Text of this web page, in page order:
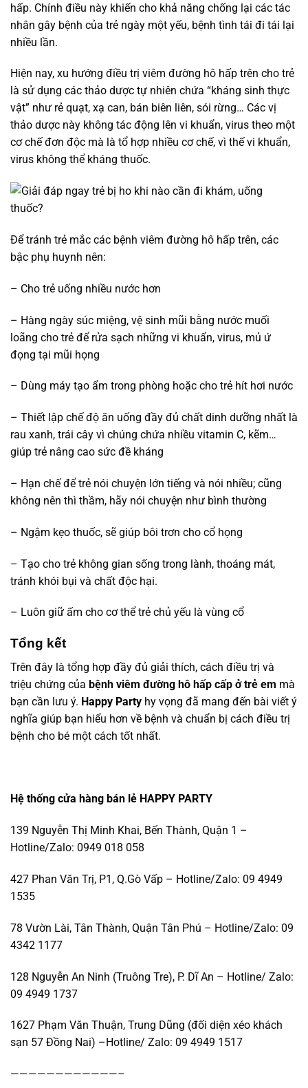
hấp. Chính điều này khiến cho khả năng chống lại các tác
nhân gây bệnh của trẻ ngày một yếu, bệnh tình tái đi tái lại
nhiều lần.
Hiện nay, xu hướng điều trị viêm đường hô hấp trên cho trẻ
là sử dụng các thảo dược tự nhiên chứa “kháng sinh thực
vật” như rẻ quạt, xạ can, bán biên liên, sói rừng… Các vị
thảo dược này không tác động lên vi khuẩn, virus theo một
cơ chế đơn độc mà là tổ hợp nhiều cơ chế, vì thế vi khuẩn,
virus không thể kháng thuốc.
Để tránh trẻ mắc các bệnh viêm đường hô hấp trên, các
bậc phụ huynh nên:
– Cho trẻ uống nhiều nước hơn
– Hàng ngày súc miệng, vệ sinh mũi bằng nước muối
loãng cho trẻ để rửa sạch những vi khuẩn, virus, mủ ứ
đọng tại mũi họng
– Dùng máy tạo ẩm trong phòng hoặc cho trẻ hít hơi nước
– Thiết lập chế độ ăn uống đầy đủ chất dinh dưỡng nhất là
rau xanh, trái cây vì chúng chứa nhiều vitamin C, kẽm…
giúp trẻ nâng cao sức đề kháng
– Hạn chế để trẻ nói chuyện lớn tiếng và nói nhiều; cũng
không nên thì thầm, hãy nói chuyện như bình thường
– Ngậm kẹo thuốc, sẽ giúp bôi trơn cho cổ họng
– Tạo cho trẻ không gian sống trong lành, thoáng mát,
tránh khói bụi và chất độc hại.
– Luôn giữ ấm cho cơ thể trẻ chủ yếu là vùng cổ
Tổng kết
Trên đây là tổng hợp đầy đủ giải thích, cách điều trị và
triệu chứng của bệnh viêm đường hô hấp cấp ở trẻ em mà
bạn cần lưu ý. Happy Party hy vọng đã mang đến bài viết ý
nghĩa giúp bạn hiểu hơn về bệnh và chuẩn bị cách điều trị
bệnh cho bé một cách tốt nhất.
Hệ thống cửa hàng bán lẻ HAPPY PARTY
139 Nguyễn Thị Minh Khai, Bến Thành, Quận 1 –
Hotline/Zalo: 0949 018 058
427 Phan Văn Trị, P1, Q.Gò Vấp – Hotline/Zalo: 09 4949
1535
78 Vườn Lài, Tân Thành, Quận Tân Phú – Hotline/Zalo: 09
4342 1177
128 Nguyễn An Ninh (Truông Tre), P. Dĩ An – Hotline/ Zalo:
09 4949 1737
1627 Phạm Văn Thuận, Trung Dũng (đối diện xéo khách
sạn 57 Đồng Nai) –Hotline/ Zalo: 09 4949 1517
————————————–